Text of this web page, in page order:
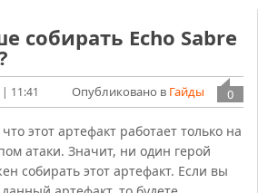
собирать Echo Sabre
11:41 0
Опубликовано в Гайды
этот артефакт работает только на
атаки. Значит, ни один герой
собирать этот артефакт. Если вы